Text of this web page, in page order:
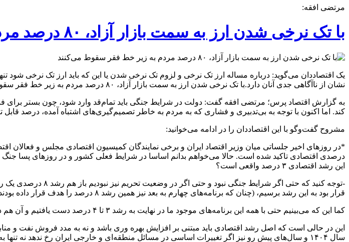
مرتضی افقه:
با تک نرخی شدن ارز به سمت بازار آزاد، ۸۰ درصد مردم به زیر خط فقر سقوط می‌کنند
یک اقتصاددان می‌گوید: درباره مساله ارز تک نرخی و لزوم تک نرخی شدن یا این که باید ارز تک نرخی
نشان از ناآگاهی جدی آنان دارد.با تک نرخی شدن ارز به سمت بازار آزاد، ۸۰ درصد مردم به زیر خط فقر سقوط می‌کنند.
به گزارش اقتصاد پرس؛ مرتضی افقه گفت: دولت در شرایط جنگی باید تمام‌قد وارد شود، چون بستر
کند. اما اکنون با توجه به بی‌تدبیری و فشاری که به مردم به خاطر تصمیم‌گیری‌های اشتباه آمده، درصد
مشروح گفت‌و‌گو با این اقتصاددان را در ادامه می‌خوانید:
این رشد اقتصادی ۳ درصد واقعی است؟
-توجه کنید که حتی
قرار بود به این رشد برسیم، (چنان که برنامه‌های چهارم به بعد نیز همین رشد ۸ درصد را هدف قرار داده بودند) اصلا زیرساخت‌های داخلی متفاوتی نیاز بود.
کما این که می‌بینیم حتی با همه این برنامه‌های موجود ما در نهایت به رشد ۳ تا ۴ درصد دست یافتیم و آن هم در نهایت با فروش نفت بود و نه الزاما از طریق بهره وری.
این در حالی است که اصل رشد اقتصادی باید مبتنی بر افزایش بهره وری باشد و نه به مدد فروش نفت و
سال ۱۴۰۴ و سال‌های پیش رو نیز اگر تغییرات اساسی در مسائل منطقه‌ای و خارجی ایران رخ ندهد نه تنها به این هدف دست نمی‌یابیم بلکه احتمال دارد رشد اقتصادی به صفر یا به رشد منفی دست پیدا کنیم.